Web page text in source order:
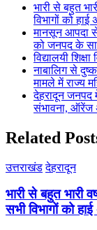
भारी से बहुत
विभागों को
मानसून आपदा से
को जनपद के
विद्यालयी
नाबालिग से
मामले में राज्य
देहरादून जनपद
संभावना, ऑरेंज
Related
उत्तराखंड देहरादून
भारी से बहुत भारी
सभी विभागों को